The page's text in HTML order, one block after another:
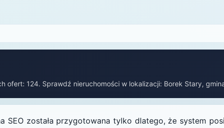
124. Sprawdź nieruchomości w lokalizacji: Borek Stary,
SEO została przygotowana tylko dlatego, że system